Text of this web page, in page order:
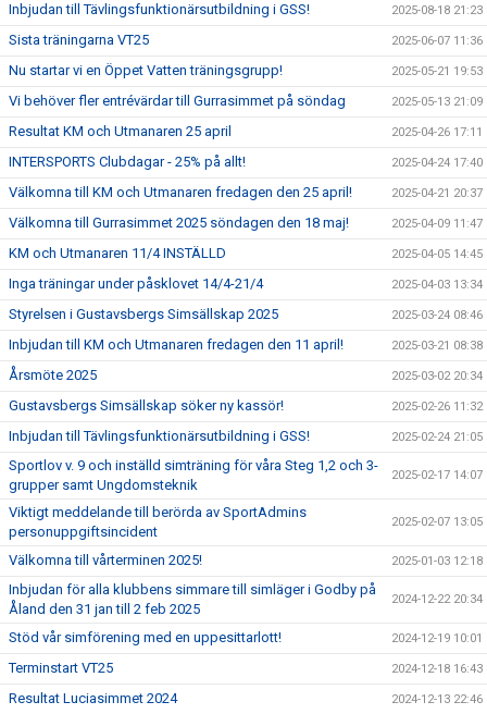
Inbjudan till Tävlingsfunktionärsutbildning i GSS! 2025-08-18 21:23
Sista träningarna VT25 2025-06-07 11:36
Nu startar vi en Öppet Vatten träningsgrupp! 2025-05-21 19:53
Vi behöver fler entrévärdar till Gurrasimmet på söndag 2025-05-13 21:09
Resultat KM och Utmanaren 25 april 2025-04-26 17:11
INTERSPORTS Clubdagar - 25% på allt! 2025-04-24 17:40
Välkomna till KM och Utmanaren fredagen den 25 april! 2025-04-21 20:37
Välkomna till Gurrasimmet 2025 söndagen den 18 maj! 2025-04-09 11:47
KM och Utmanaren 11/4 INSTÄLLD 2025-04-05 14:45
Inga träningar under påsklovet 14/4-21/4 2025-04-03 13:34
Styrelsen i Gustavsbergs Simsällskap 2025 2025-03-24 08:46
Inbjudan till KM och Utmanaren fredagen den 11 april! 2025-03-21 08:38
Årsmöte 2025 2025-03-02 20:34
Gustavsbergs Simsällskap söker ny kassör! 2025-02-26 11:32
Inbjudan till Tävlingsfunktionärsutbildning i GSS! 2025-02-24 21:05
Sportlov v. 9 och inställd simträning för våra Steg 1,2 och 3-
grupper samt Ungdomsteknik
2025-02-17 14:07
Viktigt meddelande till berörda av SportAdmins
personuppgiftsincident
2025-02-07 13:05
Välkomna till vårterminen 2025! 2025-01-03 12:18
Inbjudan för alla klubbens simmare till simläger i Godby på
Åland den 31 jan till 2 feb 2025
2024-12-22 20:34
Stöd vår simförening med en uppesittarlott! 2024-12-19 10:01
Terminstart VT25 2024-12-18 16:43
Resultat Luciasimmet 2024 2024-12-13 22:46